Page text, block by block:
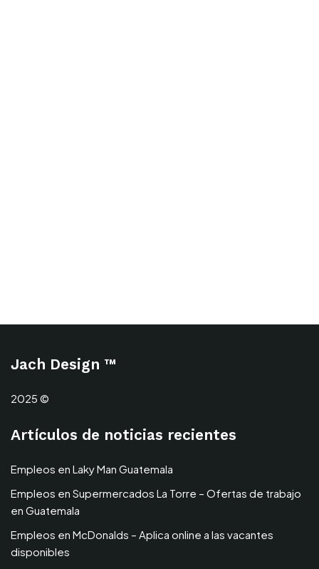
Jach Design ™
2025 ©
Artículos de noticias recientes
Empleos en Laky Man Guatemala
Empleos en Supermercados La Torre – Ofertas de trabajo
en Guatemala
Empleos en McDonalds – Aplica online a las vacantes
disponibles